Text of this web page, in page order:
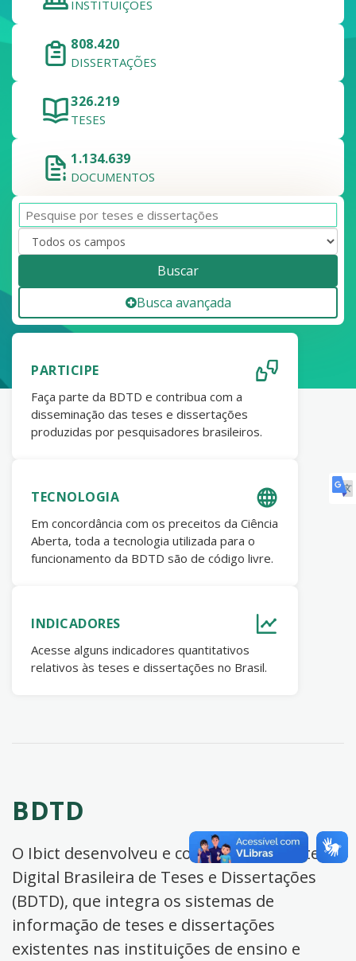
INSTITUIÇÕES
808.420
DISSERTAÇÕES
326.219
TESES
1.134.639
DOCUMENTOS
Buscar
Busca avançada
PARTICIPE
Faça parte da BDTD e contribua com a
disseminação das teses e dissertações
produzidas por pesquisadores brasileiros.
TECNOLOGIA
Em concordância com os preceitos da Ciência
Aberta, toda a tecnologia utilizada para o
funcionamento da BDTD são de código livre.
INDICADORES
Acesse alguns indicadores quantitativos
relativos às teses e dissertações no Brasil.
BDTD
O Ibict desenvolveu e coordena a Biblioteca
Digital Brasileira de Teses e Dissertações
(BDTD), que integra os sistemas de
informação de teses e dissertações
existentes nas instituições de ensino e